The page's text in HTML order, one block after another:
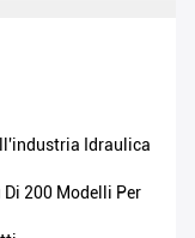
Idraulica
200 Modelli Per